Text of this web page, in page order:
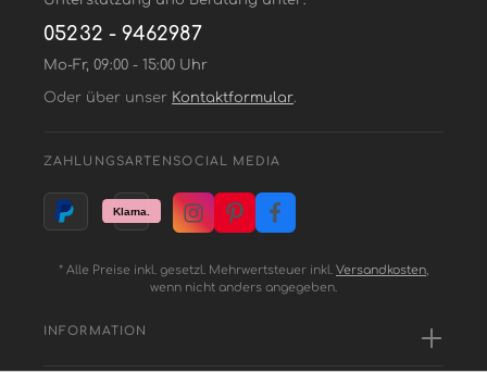
05232 - 9462987
Mo-Fr, 09:00 - 15:00 Uhr
Oder über unser Kontaktformular.
ZAHLUNGSARTEN SOCIAL MEDIA
* Alle Preise inkl. gesetzl. Mehrwertsteuer inkl. Versandkosten,
wenn nicht anders angegeben.
INFORMATION